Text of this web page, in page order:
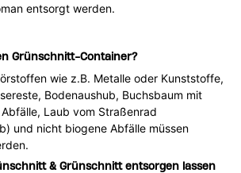
entsorgt werden.
Grünschnitt-Container?
wie z.B. Metalle oder Kunststoffe,
Bodenaushub, Buchsbaum mit
Laub vom Straßenrad
und nicht biogene Abfälle müssen
& Grünschnitt entsorgen lassen